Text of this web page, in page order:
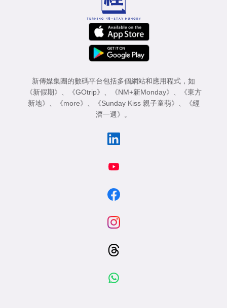
新傳媒集團的數碼平台包括多個網站和應用程式，如
《新假期》
《GOtrip》 《NM+新Monday》
《東方
新地》
《more》 《Sunday Kiss 親子童萌》
《經
濟一週》
。